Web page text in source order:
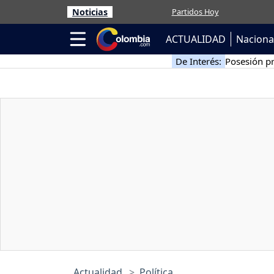
Noticias Partidos Hoy
ACTUALIDAD
De Interés: Posesión